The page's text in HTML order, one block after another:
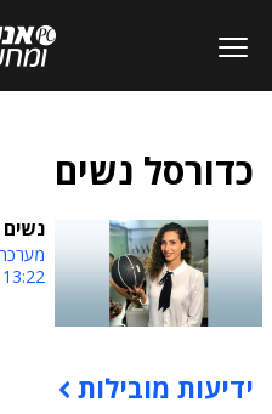
כדורסל נשים
13:22
תוכן פרסומי
ידיעות מובילות